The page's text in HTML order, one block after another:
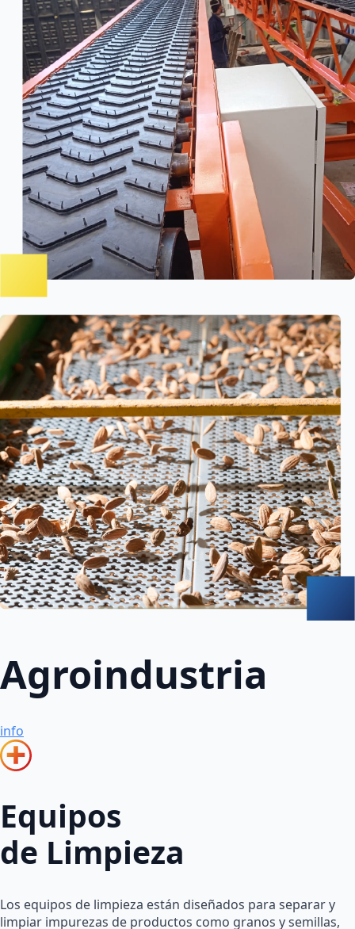
Agroindustria
info
Equipos
de Limpieza
Los equipos de limpieza están diseñados para separar y
limpiar impurezas de productos como granos y semillas,